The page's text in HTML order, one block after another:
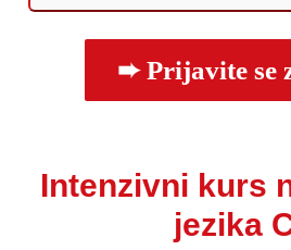
Intenzivni kurs
jezika